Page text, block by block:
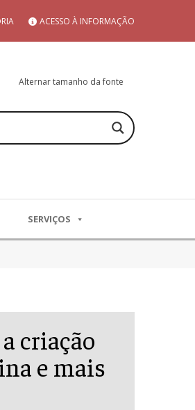
ACESSO À INFORMAÇÃO
Alternar tamanho da fonte
SERVIÇOS
criação
e mais